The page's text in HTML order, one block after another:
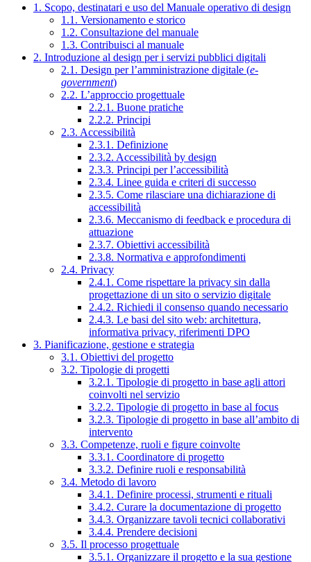
1. Scopo, destinatari e uso del Manuale operativo di design
1.1. Versionamento e storico
1.2. Consultazione del manuale
1.3. Contribuisci al manuale
2. Introduzione al design per i servizi pubblici digitali
2.1. Design per l’amministrazione digitale (e-
government)
2.2. L’approccio progettuale
2.2.1. Buone pratiche
2.2.2. Principi
2.3. Accessibilità
2.3.1. Definizione
2.3.2. Accessibilità by design
2.3.3. Principi per l’accessibilità
2.3.4. Linee guida e criteri di successo
2.3.5. Come rilasciare una dichiarazione di
accessibilità
2.3.6. Meccanismo di feedback e procedura di
attuazione
2.3.7. Obiettivi accessibilità
2.3.8. Normativa e approfondimenti
2.4. Privacy
2.4.1. Come rispettare la privacy sin dalla
progettazione di un sito o servizio digitale
2.4.2. Richiedi il consenso quando necessario
2.4.3. Le basi del sito web: architettura,
informativa privacy, riferimenti DPO
3. Pianificazione, gestione e strategia
3.1. Obiettivi del progetto
3.2. Tipologie di progetti
3.2.1. Tipologie di progetto in base agli attori
coinvolti nel servizio
3.2.2. Tipologie di progetto in base al focus
3.2.3. Tipologie di progetto in base all’ambito di
intervento
3.3. Competenze, ruoli e figure coinvolte
3.3.1. Coordinatore di progetto
3.3.2. Definire ruoli e responsabilità
3.4. Metodo di lavoro
3.4.1. Definire processi, strumenti e rituali
3.4.2. Curare la documentazione di progetto
3.4.3. Organizzare tavoli tecnici collaborativi
3.4.4. Prendere decisioni
3.5. Il processo progettuale
3.5.1. Organizzare il progetto e la sua gestione